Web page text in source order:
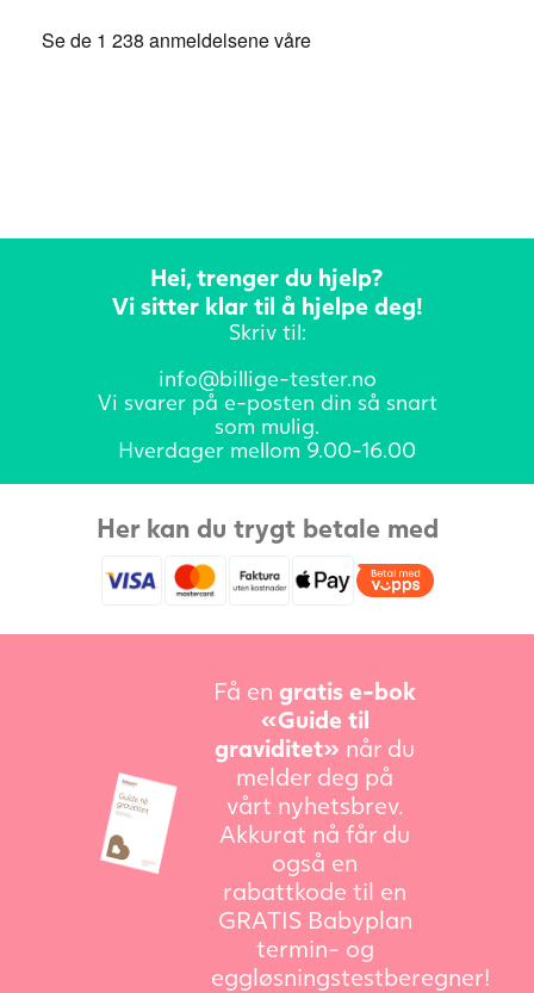
Hei, trenger du hjelp?
Vi sitter klar til å hjelpe deg!
Skriv til:
info@billige-tester.no
Vi svarer på e-posten din så snart
som mulig.
Hverdager mellom 9.00-16.00
Her kan du trygt betale med
Få en gratis e-bok
«Guide til
graviditet» når du
melder deg på
vårt nyhetsbrev.
Akkurat nå får du
også en
rabattkode til en
GRATIS Babyplan
termin- og
eggløsningstestberegner!